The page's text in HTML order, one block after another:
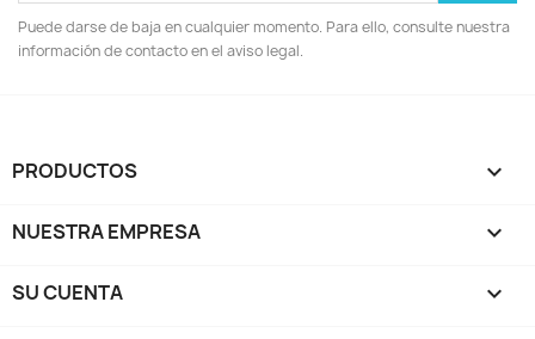
Puede darse de baja en cualquier momento. Para ello, consulte nuestra
información de contacto en el aviso legal.
PRODUCTOS 
NUESTRA EMPRESA 
SU CUENTA 